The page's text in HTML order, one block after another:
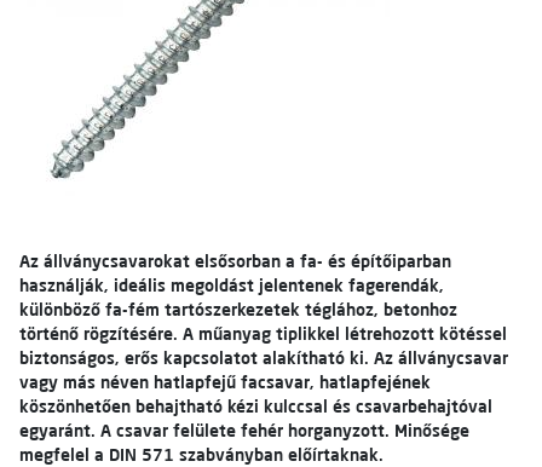
Az állványcsavarokat elsősorban a fa- és építőiparban
használják, ideális megoldást jelentenek fagerendák,
különböző fa-fém tartószerkezetek téglához, betonhoz
történő rögzítésére. A műanyag tiplikkel létrehozott kötéssel
biztonságos, erős kapcsolatot alakítható ki. Az állványcsavar
vagy más néven hatlapfejű facsavar, hatlapfejének
köszönhetően behajtható kézi kulccsal és csavarbehajtóval
egyaránt. A csavar felülete fehér horganyzott. Minősége
megfelel a DIN 571 szabványban előírtaknak.